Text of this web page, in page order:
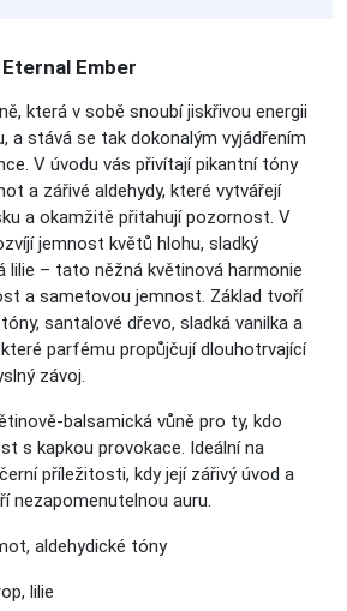
Ember
která v sobě snoubí jiskřivou energii
a stává se tak dokonalým vyjádřením
V úvodu vás přivítají pikantní tóny
a zářivé aldehydy, které vytvářejí
a okamžitě přitahují pozornost. V
jemnost květů hlohu, sladký
lilie – tato něžná květinová harmonie
a sametovou jemnost. Základ tvoří
santalové dřevo, sladká vanilka a
parfému propůjčují dlouhotrvající
závoj.
balsamická vůně pro ty, kdo
s kapkou provokace. Ideální na
příležitosti, kdy její zářivý úvod a
nezapomenutelnou auru.
aldehydické tóny
lilie